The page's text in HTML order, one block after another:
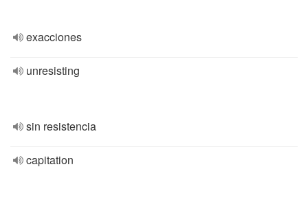
exacciones
unresisting
sin resistencia
capitation